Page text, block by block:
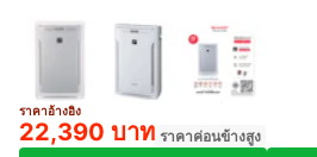
ราคาอ้างอิง
22,390 บาท ราคาค่อนข้างสูง